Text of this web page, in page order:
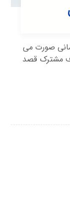
صورت می
مشترک قصد